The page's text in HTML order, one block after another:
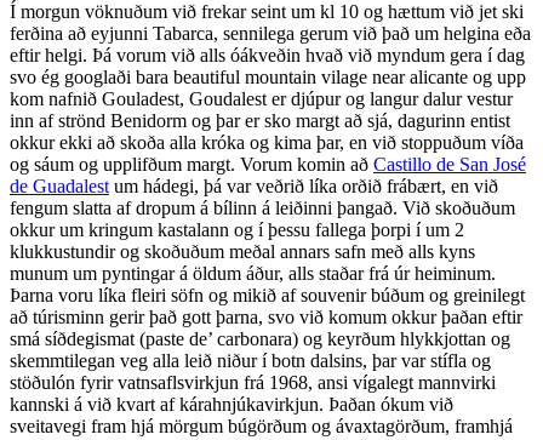
Í morgun vöknuðum við frekar seint um kl 10 og hættum við jet ski
ferðina að eyjunni Tabarca, sennilega gerum við það um helgina eða
eftir helgi. Þá vorum við alls óákveðin hvað við myndum gera í dag
svo ég googlaði bara beautiful mountain vilage near alicante og upp
kom nafnið Gouladest, Goudalest er djúpur og langur dalur vestur
inn af strönd Benidorm og þar er sko margt að sjá, dagurinn entist
okkur ekki að skoða alla króka og kima þar, en við stoppuðum víða
og sáum og upplifðum margt. Vorum komin að Castillo de San José
de Guadalest um hádegi, þá var veðrið líka orðið frábært, en við
fengum slatta af dropum á bílinn á leiðinni þangað. Við skoðuðum
okkur um kringum kastalann og í þessu fallega þorpi í um 2
klukkustundir og skoðuðum meðal annars safn með alls kyns
munum um pyntingar á öldum áður, alls staðar frá úr heiminum.
Þarna voru líka fleiri söfn og mikið af souvenir búðum og greinilegt
að túrisminn gerir það gott þarna, svo við komum okkur þaðan eftir
smá síðdegismat (paste de’ carbonara) og keyrðum hlykkjottan og
skemmtilegan veg alla leið niður í botn dalsins, þar var stífla og
stöðulón fyrir vatnsaflsvirkjun frá 1968, ansi vígalegt mannvirki
kannski á við kvart af kárahnjúkavirkjun. Þaðan ókum við
sveitavegi fram hjá mörgum búgörðum og ávaxtagörðum, framhjá